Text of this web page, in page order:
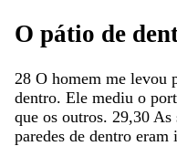
O pátio de
28 O homem me levou
dentro. Ele mediu o
que os outros. 29,30 As
paredes de dentro eram